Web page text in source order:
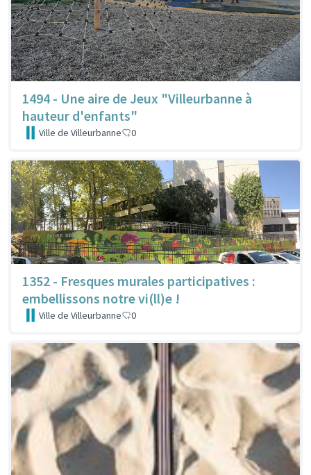
1494 - Une aire de Jeux "Villeurbanne à
hauteur d'enfants"
Ville de Villeurbanne 0
1352 - Fresques murales participatives :
embellissons notre vi(ll)e !
Ville de Villeurbanne 0